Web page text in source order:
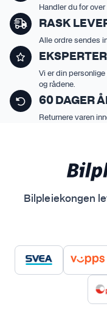
Handler du for
RASK
Alle ordre sendes
Vi er din
og rådene.
60 DAGER
Returnere varen
Bilpleiekongen